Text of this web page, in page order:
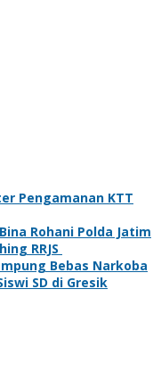
Pengamanan KTT
Rohani Polda Jatim
RRJS
Bebas Narkoba
SD di Gresik